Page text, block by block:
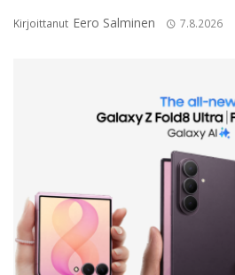
Kirjoittanut Eero Salminen 7.8.2026